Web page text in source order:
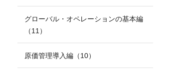
グローバル・オペレーションの基本編
（11）
原価管理導入編（10）